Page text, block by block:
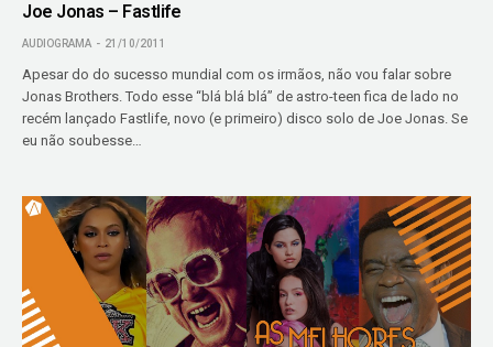
Joe Jonas – Fastlife
AUDIOGRAMA 21/10/2011
Apesar do do sucesso mundial com os irmãos, não vou falar sobre
Jonas Brothers. Todo esse “blá blá blá” de astro-teen fica de lado no
recém lançado Fastlife, novo (e primeiro) disco solo de Joe Jonas. Se
eu não soubesse…